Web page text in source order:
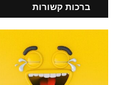
בדיחות על קוסם ליום
ברכות קשורות